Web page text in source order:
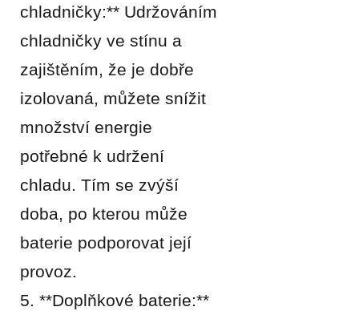
chladničky:** Udržováním
chladničky ve stínu a
zajištěním, že je dobře
izolovaná, můžete snížit
množství energie
potřebné k udržení
chladu. Tím se zvýší
doba, po kterou může
baterie podporovat její
provoz.
5. **Doplňkové baterie:**